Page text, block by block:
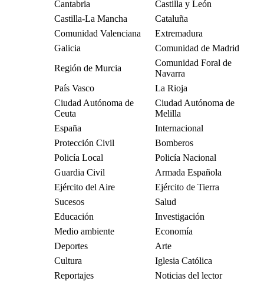
Cantabria
Castilla y León
Castilla-La Mancha
Cataluña
Comunidad Valenciana
Extremadura
Galicia
Comunidad de Madrid
Región de Murcia
Comunidad Foral de
Navarra
País Vasco
La Rioja
Ciudad Autónoma de
Ceuta
Ciudad Autónoma de
Melilla
España
Internacional
Protección Civil
Bomberos
Policía Local
Policía Nacional
Guardia Civil
Armada Española
Ejército del Aire
Ejército de Tierra
Sucesos
Salud
Educación
Investigación
Medio ambiente
Economía
Deportes
Arte
Cultura
Iglesia Católica
Reportajes
Noticias del lector